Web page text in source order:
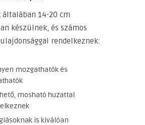
általában 14-20 cm
készülnek, és számos
rendelkeznek:
mozgathatók és
mosható huzattal
is kiválóan